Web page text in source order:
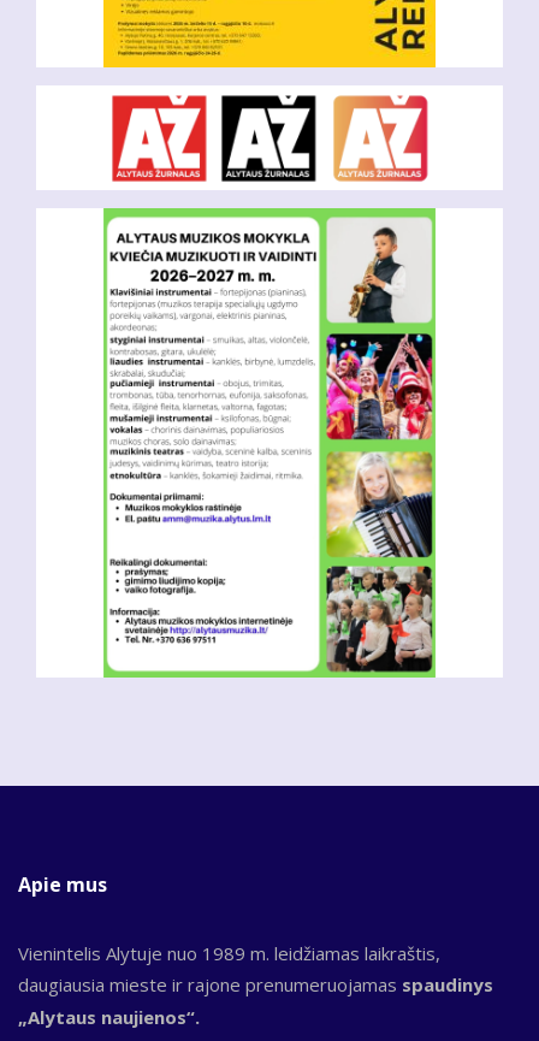
Apie mus
Vienintelis Alytuje nuo 1989 m. leidžiamas laikraštis,
daugiausia mieste ir rajone prenumeruojamas spaudinys
„Alytaus naujienos“.